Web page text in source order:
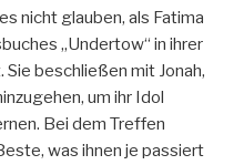
nicht glauben, als Fatima
„Undertow“ in ihrer
beschließen mit Jonah,
um ihr Idol
Bei dem Treffen
was ihnen je passiert